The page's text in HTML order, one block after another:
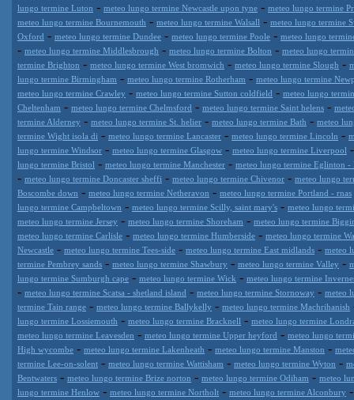
lungo termine Luton - meteo lungo termine Newcastle upon tyne - meteo lungo termine
meteo lungo termine Bournemouth - meteo lungo termine Walsall - meteo lungo termine
Oxford - meteo lungo termine Dundee - meteo lungo termine Poole - meteo lungo
- meteo lungo termine Middlesbrough - meteo lungo termine Bolton - meteo lungo
termine Brighton - meteo lungo termine West bromwich - meteo lungo termine Slough -
lungo termine Birmingham - meteo lungo termine Rotherham - meteo lungo termine
meteo lungo termine Crawley - meteo lungo termine Sutton coldfield - meteo lungo
Cheltenham - meteo lungo termine Chelmsford - meteo lungo termine Saint helens -
termine Alderney - meteo lungo termine St. helier - meteo lungo termine Bath - meteo
termine Wight isola di - meteo lungo termine Lancaster - meteo lungo termine Lincoln -
lungo termine Windsor - meteo lungo termine Glasgow - meteo lungo termine Liverpool
lungo termine Bristol - meteo lungo termine Manchester - meteo lungo termine Eglinton -
- meteo lungo termine Doncaster sheffi - meteo lungo termine Chivenor - meteo lungo
Boscombe down - meteo lungo termine Netheravon - meteo lungo termine Portland - rnas
lungo termine Campbeltown - meteo lungo termine Scilly, saint mary's - meteo lungo
meteo lungo termine Jersey - meteo lungo termine Shoreham - meteo lungo termine
meteo lungo termine Carlisle - meteo lungo termine Humberside - meteo lungo termine
Newcastle - meteo lungo termine Tees-side - meteo lungo termine East midlands - meteo
termine Pembrey sands - meteo lungo termine Shawbury - meteo lungo termine Valley -
lungo termine Sumburgh cape - meteo lungo termine Wick - meteo lungo termine
- meteo lungo termine Scatsa - shetland island - meteo lungo termine Stornoway - meteo
termine Tain range - meteo lungo termine Ballykelly - meteo lungo termine Machrihanish
lungo termine Lossiemouth - meteo lungo termine Bracknell - meteo lungo termine
meteo lungo termine Leavesden - meteo lungo termine Upper heyford - meteo lungo
High wycombe - meteo lungo termine Lakenheath - meteo lungo termine Manston -
termine Lee-on-solent - meteo lungo termine Wattisham - meteo lungo termine Wyton -
Bentwaters - meteo lungo termine Brize norton - meteo lungo termine Odiham - meteo
lungo termine Henlow - meteo lungo termine Northolt - meteo lungo termine Alconbury